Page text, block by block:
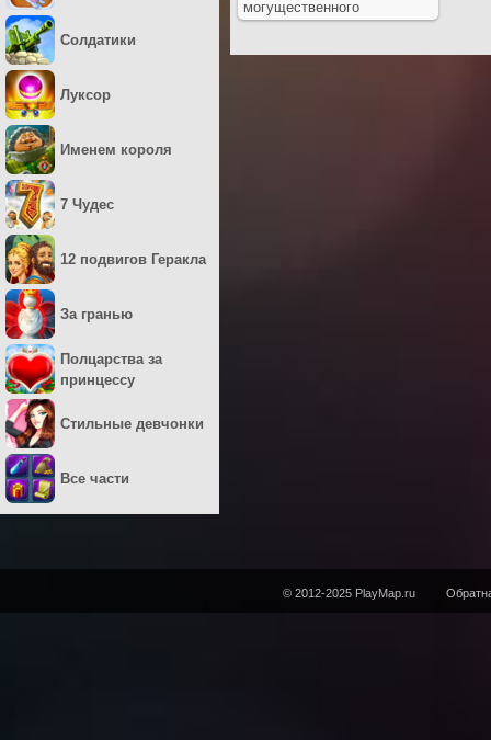
могущественного
противника.
Солдатики
Луксор
Именем короля
7 Чудес
12 подвигов Геракла
За гранью
Полцарства за
принцессу
Стильные девчонки
Все части
© 2012-2025 PlayMap.ru